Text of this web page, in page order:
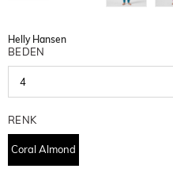
Helly Hansen
BEDEN
RENK
Coral Almond